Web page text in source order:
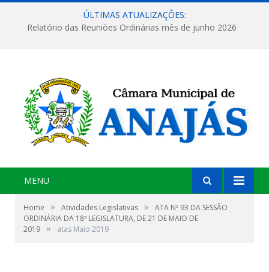
ÚLTIMAS ATUALIZAÇÕES:
Relatório das Reuniões Ordinárias mês de junho 2026
MENU
Home » Atividades Legislativas »
ATA Nº 93 DA SESSÃO
ORDINÁRIA DA 18ª LEGISLATURA, DE 21 DE MAIO DE
2019 » atas Maio 2019